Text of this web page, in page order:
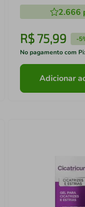
2.666
R$75,99 -
No pagamento com
Adicionar